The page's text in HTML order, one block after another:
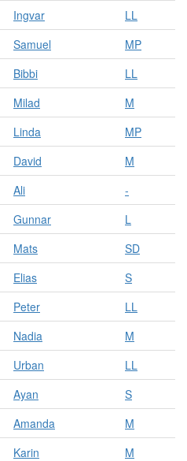
Ingvar
LL
Samuel
MP
Bibbi
LL
Milad
M
Linda
MP
David
M
Ali
-
Gunnar
L
Mats
SD
Elias
S
Peter
LL
Nadia
M
Urban
LL
Ayan
S
Amanda
M
Karin
M